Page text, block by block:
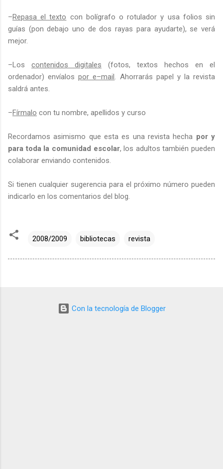
–Repasa el texto con bolígrafo o rotulador y usa folios sin
guías (pon debajo uno de dos rayas para ayudarte), se verá
mejor.
–Los contenidos digitales (fotos, textos hechos en el
ordenador) envíalospor e–mail . Ahorrarás papel y la revista
saldrá antes.
–Fírmalo con tu nombre, apellidos y curso
Recordamos asimismo que esta es una revista hecha por y
para toda la comunidad escolar, los adultos también pueden
colaborar enviando contenidos.
Si tienen cualquier sugerencia para el próximo número pueden
indicarlo en los comentarios del blog.
2008/2009 bibliotecas revista
Con la tecnología de Blogger